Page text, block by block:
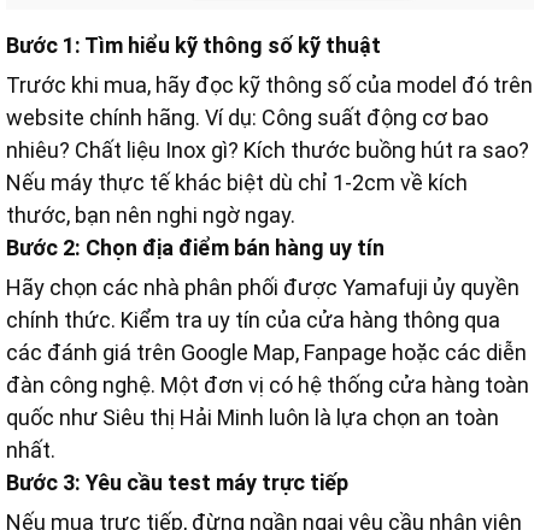
Bước 1: Tìm hiểu kỹ thông số kỹ thuật
Trước khi mua, hãy đọc kỹ thông số của model đó trên
website chính hãng. Ví dụ: Công suất động cơ bao
nhiêu? Chất liệu Inox gì? Kích thước buồng hút ra sao?
Nếu máy thực tế khác biệt dù chỉ 1-2cm về kích
thước, bạn nên nghi ngờ ngay.
Bước 2: Chọn địa điểm bán hàng uy tín
Hãy chọn các nhà phân phối được Yamafuji ủy quyền
chính thức. Kiểm tra uy tín của cửa hàng thông qua
các đánh giá trên Google Map, Fanpage hoặc các diễn
đàn công nghệ. Một đơn vị có hệ thống cửa hàng toàn
quốc như Siêu thị Hải Minh luôn là lựa chọn an toàn
nhất.
Bước 3: Yêu cầu test máy trực tiếp
Nếu mua trực tiếp, đừng ngần ngại yêu cầu nhân viên